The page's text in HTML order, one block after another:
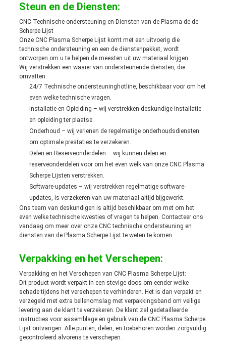
Steun en de Diensten:
CNC Technische ondersteuning en Diensten van de Plasma de de
Scherpe Lijst
Onze CNC Plasma Scherpe Lijst komt met een uitvoerig die
technische ondersteuning en een de dienstenpakket, wordt
ontworpen om u te helpen de meesten uit uw materiaal krijgen.
Wij verstrekken een waaier van ondersteunende diensten, die
omvatten:
24/7 Technische ondersteuninghotline, beschikbaar voor om het
even welke technische vragen.
Installatie en Opleiding – wij verstrekken deskundige installatie
en opleiding ter plaatse.
Onderhoud – wij verlenen de regelmatige onderhoudsdiensten
om optimale prestaties te verzekeren.
Delen en Reserveonderdelen – wij kunnen delen en
reserveonderdelen voor om het even welk van onze CNC Plasma
Scherpe Lijsten verstrekken.
Software-updates – wij verstrekken regelmatige software-
updates, is verzekeren van uw materiaal altijd bijgewerkt.
Ons team van deskundigen is altijd beschikbaar om met om het
even welke technische kwesties of vragen te helpen. Contacteer ons
vandaag om meer over onze CNC technische ondersteuning en
diensten van de Plasma Scherpe Lijst te weten te komen.
Verpakking en het Verschepen:
Verpakking en het Verschepen van CNC Plasma Scherpe Lijst:
Dit product wordt verpakt in een stevige doos om eender welke
schade tijdens het verschepen te verhinderen. Het is dan verpakt en
verzegeld met extra bellenomslag met verpakkingsband om veilige
levering aan de klant te verzekeren. De klant zal gedetailleerde
instructies voor assemblage en gebruik van de CNC Plasma Scherpe
Lijst ontvangen. Alle punten, delen, en toebehoren worden zorgvuldig
gecontroleerd alvorens te verschepen.